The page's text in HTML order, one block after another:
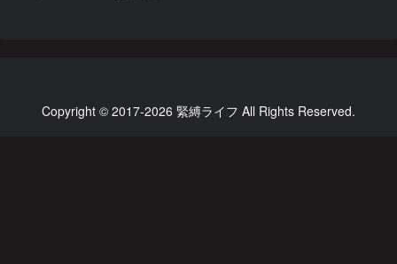
Copyright © 2017-2026 緊縛ライフ All Rights Reserved.